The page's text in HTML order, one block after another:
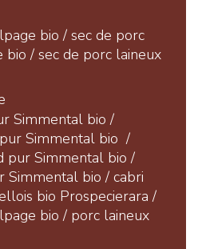
bio / sec de porc
bio / sec de porc laineux
Simmental bio /
Simmental bio /
pur Simmental bio /
Simmental bio / cabri
bio Prospecierara /
bio / porc laineux